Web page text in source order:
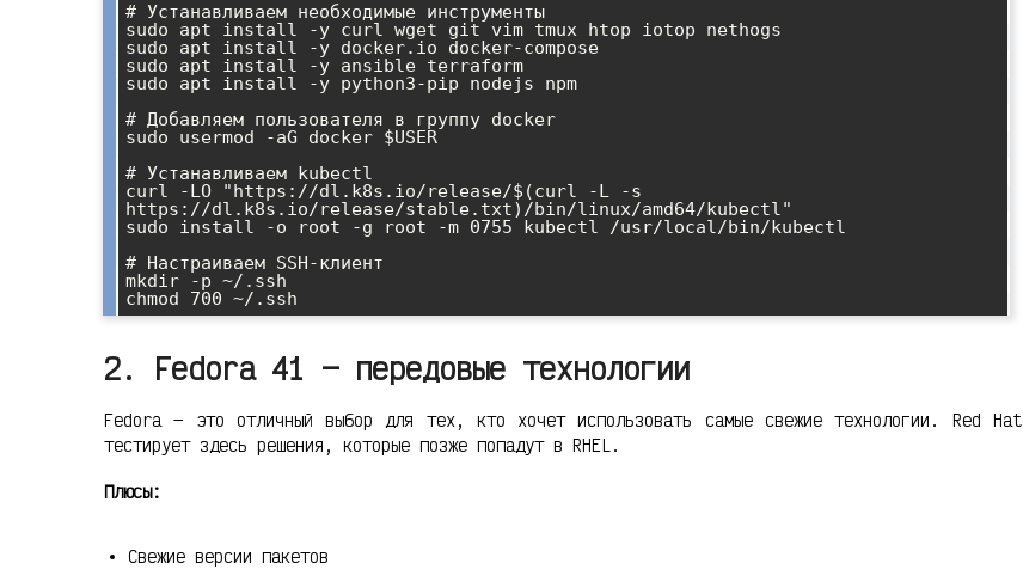
# Устанавливаем необходимые инструменты
sudo apt install -y curl wget git vim tmux htop iotop nethogs
sudo apt install -y docker.io docker-compose
sudo apt install -y ansible terraform
sudo apt install -y python3-pip nodejs npm
# Добавляем пользователя в группу docker
sudo usermod -aG docker $USER
# Устанавливаем kubectl
curl -LO "https://dl.k8s.io/release/$(curl -L -s
https://dl.k8s.io/release/stable.txt)/bin/linux/amd64/kubectl"
sudo install -o root -g root -m 0755 kubectl /usr/local/bin/kubectl
# Настраиваем SSH-клиент
mkdir -p ~/.ssh
2. Fedora 41 — передовые технологии
Fedora — это отличный выбор для тех, кто хочет использовать самые свежие технологии. Red Hat
тестирует здесь решения, которые позже попадут в RHEL.
Плюсы:
Свежие версии пакетов